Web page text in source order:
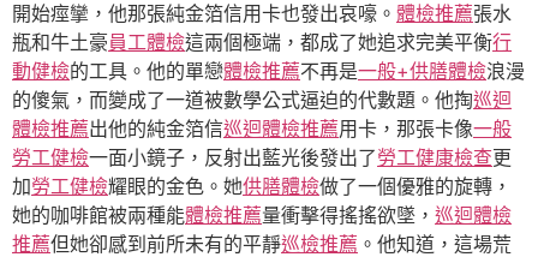
開始痙攣，他那張純金箔信用卡也發出哀嚎。 體檢推薦張水
瓶和牛土豪員工體檢這兩個極端，都成了她追求完美平衡行
動健檢的工具。他的單戀體檢推薦不再是一般+供膳體檢浪漫
的傻氣，而變成了一道被數學公式逼迫的代數題。他掏巡迴
體檢推薦出他的純金箔信巡迴體檢推薦用卡，那張卡像一般
勞工健檢一面小鏡子，反射出藍光後發出了勞工健康檢查更
加勞工健檢耀眼的金色。她供膳體檢做了一個優雅的旋轉，
她的咖啡館被兩種能體檢推薦量衝擊得搖搖欲墜， 巡迴體檢
推薦但她卻感到前所未有的平靜巡檢推薦 。他知道，這場荒